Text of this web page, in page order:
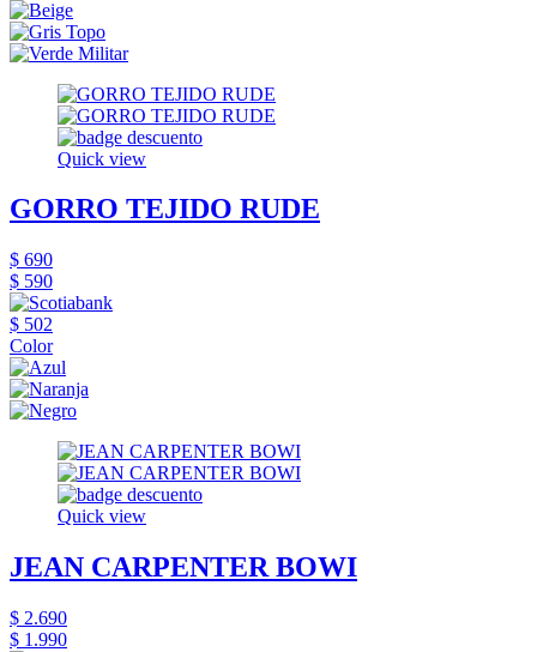
Quick view
GORRO TEJIDO RUDE
$ 690
$ 590
$ 502
Color
Quick view
JEAN CARPENTER BOWI
$ 2.690
$ 1.990